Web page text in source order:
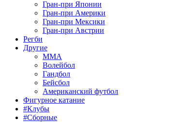
Гран-при Японии
Гран-при Америки
Гран-при Мексики
Гран-при Австрии
Регби
Другие
MMA
Волейбол
Гандбол
Бейсбол
Американский футбол
Фигурное катание
#Клубы
#Сборные